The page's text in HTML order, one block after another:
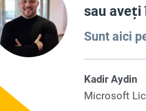
sau aveți
Sunt aici
Kadir Aydin
Microsoft